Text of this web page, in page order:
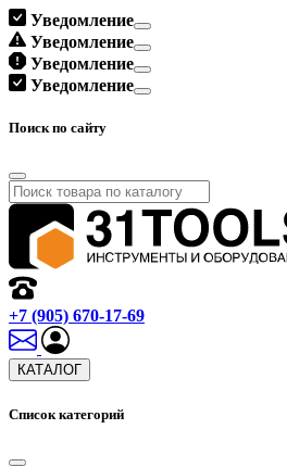
Уведомление
Уведомление
Уведомление
Уведомление
Поиск по сайту
+7 (905) 670-17-69
КАТАЛОГ
Список категорий